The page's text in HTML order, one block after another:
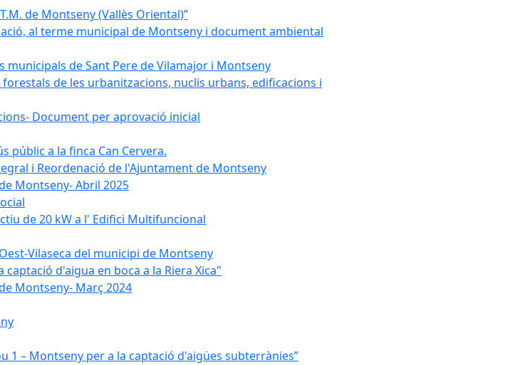
de Montseny (Vallès Oriental)”
al terme municipal de Montseny i document ambiental
de Sant Pere de Vilamajor i Montseny
de les urbanitzacions, nuclis urbans, edificacions i
Document per aprovació inicial
públic a la finca Can Cervera.
i Reordenació de l'Ajuntament de Montseny
Montseny- Abril 2025
de 20 kW a l' Edifici Multifuncional
Vilaseca del municipi de Montseny
d'aigua en boca a la Riera Xica"
Montseny- Març 2024
– Montseny per a la captació d'aigües subterrànies”